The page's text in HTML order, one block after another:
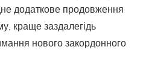
додаткове продовження
краще заздалегідь
нового закордонного